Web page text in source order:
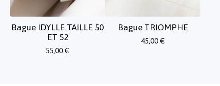
Bague IDYLLE TAILLE 50
ET 52
55,00 €
Bague TRIOMPHE
45,00 €